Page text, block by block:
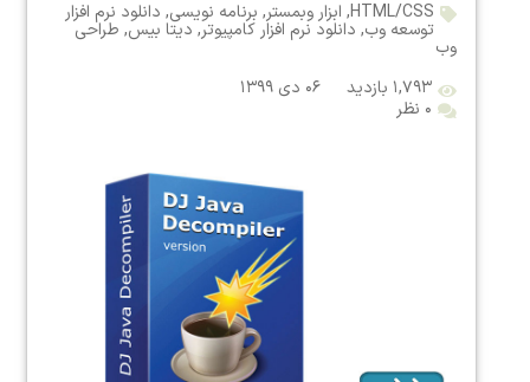
HTML/CSS
, ابزار وبمستر, برنامه نویسی, دانلود نرم افزار
توسعه وب, دانلود نرم افزار کامپیوتر, دیتا بیس, طراحی
وب
۱,۷۹۳ بازدید
۰۶ دی ۱۳۹۹
۰ نظر